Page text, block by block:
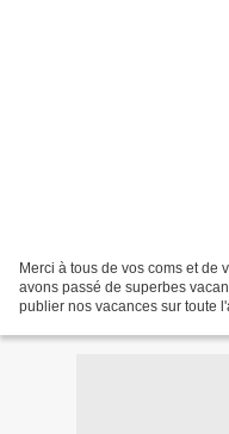
Merci à tous de vos coms et de
avons passé de superbes
publier nos vacances sur toute